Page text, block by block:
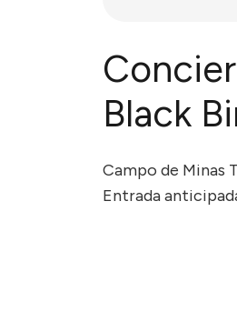
Black
Campo de Minas
Entrada